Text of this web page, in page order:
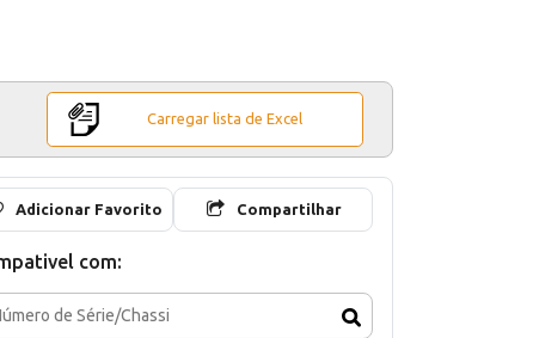
Carregar lista de Excel
Adicionar Favorito Compartilhar
com: